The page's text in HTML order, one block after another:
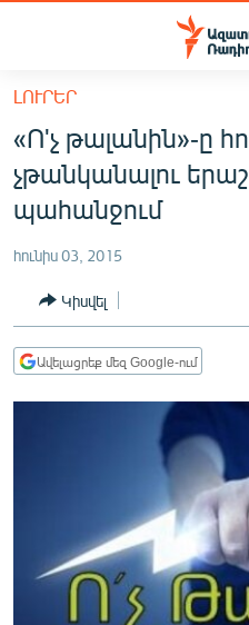
Մատչելիության
հիմնական
բովանդակությանը
հիմնական
մենյուին
ՀԱՅԱՍՏԱՆ
ՔԱՂԱՔԱԿԱՆ
ՀԱՍԱՐԱԿՈՒԹՅՈՒՆ
ՏՆՏԵՍՈՒԹՅՈՒՆ
ՂԱՐԱԲԱՂ
ՊԱՏԵՐԱԶՄԻ 6 ՇԱԲԱԹՆԵՐԸ
ՄԻՋԱԶԳԱՅԻՆ
ՄՇԱԿՈՒՅԹ
ՍՊՈՐՏ
ԼՈՒՐԵՐ
«Ո'չ թալանին»-ը
չթանկանալու
պահանջում
հունիս 03, 2015
Կիսվել
Ավելացրեք մեզ Google-ում